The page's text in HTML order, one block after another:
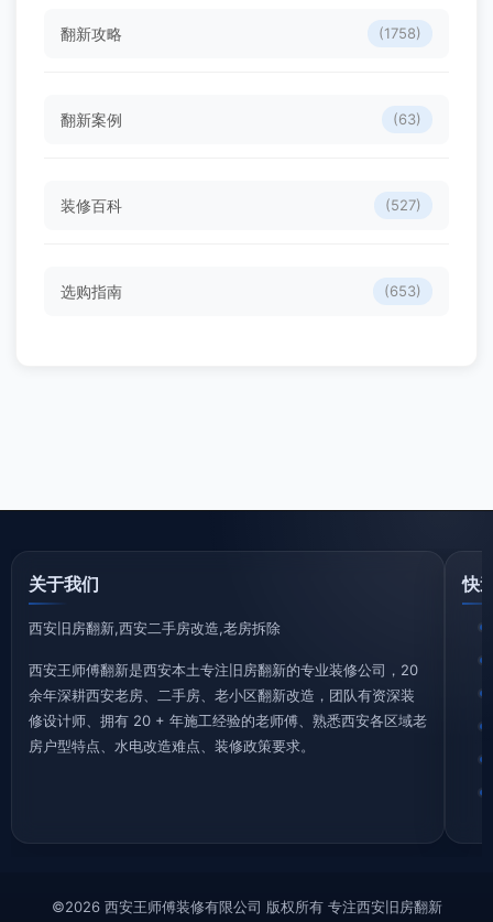
翻新攻略 (1758)
翻新案例 (63)
装修百科 (527)
选购指南 (653)
关于我们
西安旧房翻新,西安二手房改造,老房拆除
西安王师傅翻新是西安本土专注旧房翻新的专业装修公司，20
余年深耕西安老房、二手房、老小区翻新改造，团队有资深装
修设计师、拥有 20 + 年施工经验的老师傅、熟悉西安各区域老
房户型特点、水电改造难点、装修政策要求。
快
©2026 西安王师傅装修有限公司 版权所有 专注西安旧房翻新